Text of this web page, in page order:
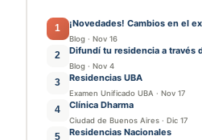
1 ¡Novedades! Cambios en el
Blog · Nov 16
2 Difundí tu residencia a través
Blog · Nov 4
3 Residencias UBA
Examen Unificado UBA · Nov 17
4 Clínica Dharma
Ciudad de Buenos Aires · Dic 17
5 Residencias Nacionales